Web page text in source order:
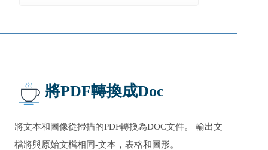
將PDF轉換成Doc
將文本和圖像從掃描的PDF轉換為DOC文件。 輸出文
檔將與原始文檔相同-文本，表格和圖形。